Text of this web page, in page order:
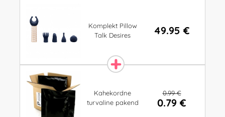
Komplekt Pillow
Talk Desires
49.95 €
Kahekordne
turvaline pakend
0.99 €
0.79 €